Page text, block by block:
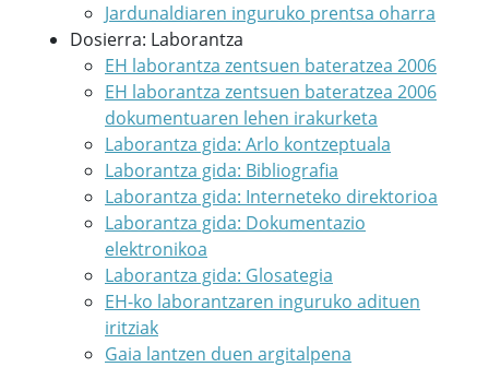
Jardunaldiaren inguruko prentsa oharra
Dosierra: Laborantza
EH laborantza zentsuen bateratzea 2006
EH laborantza zentsuen bateratzea 2006
dokumentuaren lehen irakurketa
Laborantza gida: Arlo kontzeptuala
Laborantza gida: Bibliografia
Laborantza gida: Interneteko direktorioa
Laborantza gida: Dokumentazio
elektronikoa
Laborantza gida: Glosategia
EH-ko laborantzaren inguruko adituen
iritziak
Gaia lantzen duen argitalpena